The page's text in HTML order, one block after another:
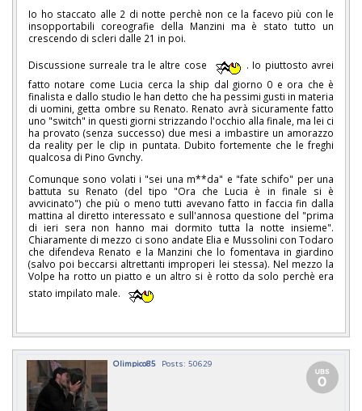
Io ho staccato alle 2 di notte perchè non ce la facevo più con le
insopportabili coreografie della Manzini ma è stato tutto un
crescendo di scleri dalle 21 in poi.
Discussione surreale tra le altre cose
. Io piuttosto avrei
fatto notare come Lucia cerca la ship dal giorno 0 e ora che è
finalista e dallo studio le han detto che ha pessimi gusti in materia
di uomini, getta ombre su Renato. Renato avrà sicuramente fatto
uno "switch" in questi giorni strizzando l'occhio alla finale, ma lei ci
ha provato (senza successo) due mesi a imbastire un amorazzo
da reality per le clip in puntata. Dubito fortemente che le freghi
qualcosa di Pino Gvnchy.
Comunque sono volati i "sei una m**da" e "fate schifo" per una
battuta su Renato (del tipo "Ora che Lucia è in finale si è
avvicinato") che più o meno tutti avevano fatto in faccia fin dalla
mattina al diretto interessato e sull'annosa questione del "prima
di ieri sera non hanno mai dormito tutta la notte insieme".
Chiaramente di mezzo ci sono andate Elia e Mussolini con Todaro
che difendeva Renato e la Manzini che lo fomentava in giardino
(salvo poi beccarsi altrettanti improperi lei stessa). Nel mezzo la
Volpe ha rotto un piatto e un altro si è rotto da solo perchè era
stato impilato male.
Olimpico85 Posts: 50629